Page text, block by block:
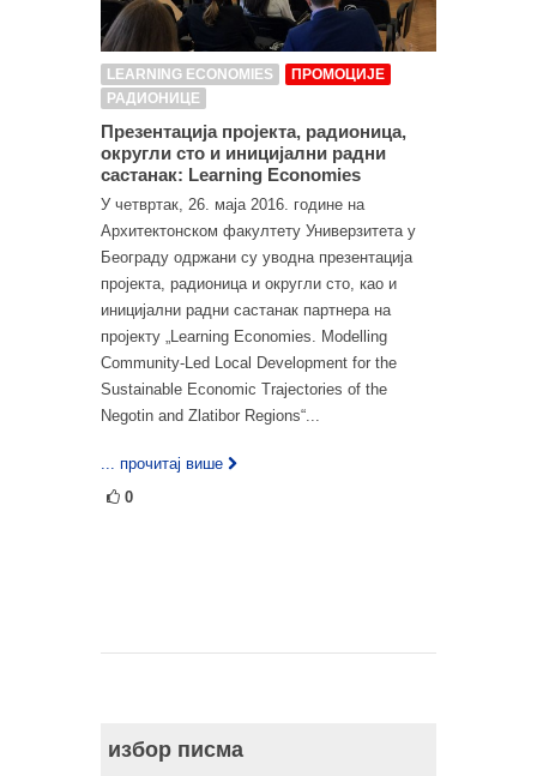
LEARNING ECONOMIES
ПРОМОЦИЈЕ
РАДИОНИЦЕ
Презентација пројекта, радионица,
округли сто и иницијални радни
састанак: Learning Economies
У четвртак, 26. маја 2016. године на
Архитектонском факултету Универзитета у
Београду одржани су уводна презентација
пројекта, радионица и округли сто, као и
иницијални радни састанак партнера на
пројекту „Learning Economies. Modelling
Community-Led Local Development for the
Sustainable Economic Trajectories оf the
Negotin аnd Zlatibor Regions“...
... прочитај више
0
избор писма